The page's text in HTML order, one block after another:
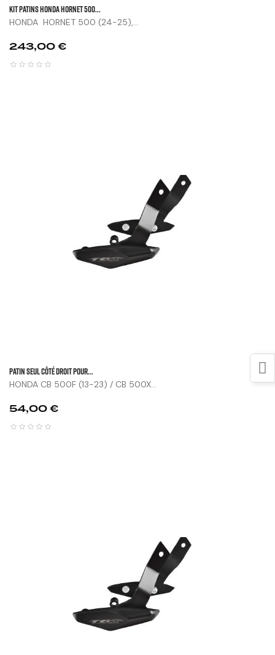
KIT PATINS HONDA HORNET 500...
HONDA HORNET 500 (24-25),...
Prix
243,00 €
Patin Seul Côté Droit Pour...
HONDA CB 500F (13-23) / CB 500X...
Prix
54,00 €